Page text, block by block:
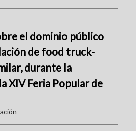
el dominio público
de food truck-
durante la
XIV Feria Popular de